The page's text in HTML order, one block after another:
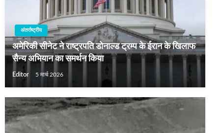
अंतर्राष्ट्रीय
अमेरिकी सीनेट ने राष्ट्रपति डोनाल्ड ट्रम्प के ईरान के खिलाफ
सैन्य अभियान का समर्थन किया
Editor 5 मार्च 2026